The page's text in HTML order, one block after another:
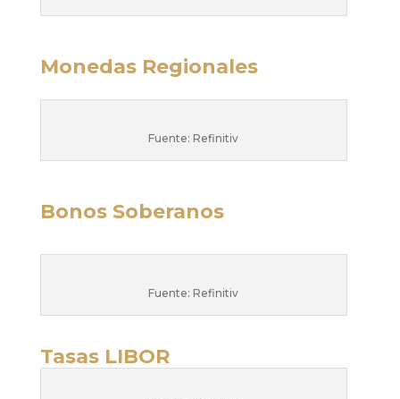
Monedas Regionales
Fuente: Refinitiv
Bonos Soberanos
Fuente: Refinitiv
Tasas LIBOR